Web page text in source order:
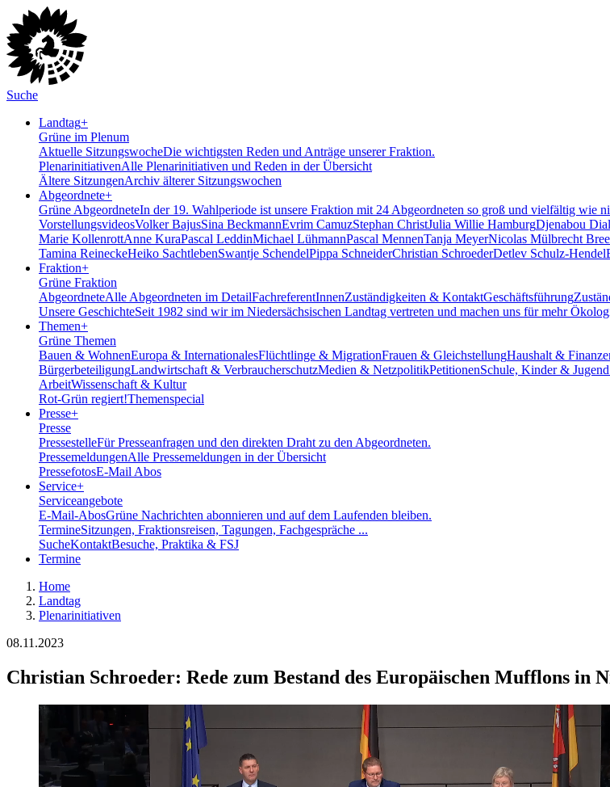
Suche
Landtag+
Grüne im Plenum
Aktuelle SitzungswocheDie wichtigsten Reden und Anträge unserer Fraktion.
PlenarinitiativenAlle Plenarinitiativen und Reden in der Übersicht
Ältere SitzungenArchiv älterer Sitzungswochen
Abgeordnete+
Grüne AbgeordneteIn der 19. Wahlperiode ist unsere Fraktion mit 24 Abgeordneten so groß und vielfältig wie
VorstellungsvideosVolker BajusSina BeckmannEvrim CamuzStephan ChristJulia Willie HamburgDjenabou
Marie KollenrottAnne KuraPascal LeddinMichael LühmannPascal MennenTanja MeyerNicolas Mülbrecht
Tamina ReineckeHeiko SachtlebenSwantje SchendelPippa SchneiderChristian SchroederDetlev Schulz-Hendel
Fraktion+
Grüne Fraktion
AbgeordneteAlle Abgeordneten im DetailFachreferentInnenZuständigkeiten & KontaktGeschäftsführung
Unsere GeschichteSeit 1982 sind wir im Nieder­sächsischen Landtag vertreten und machen uns für mehr
Themen+
Grüne Themen
Bauen & WohnenEuropa & InternationalesFlüchtlinge & MigrationFrauen & GleichstellungHaushalt &
BürgerbeteiligungLandwirtschaft & VerbraucherschutzMedien & NetzpolitikPetitionenSchule, Kinder & Jugend
ArbeitWissenschaft & Kultur
Rot-Grün regiert!Themenspecial
Presse+
Presse
PressestelleFür Presseanfragen und den direkten Draht zu den Abgeordneten.
PressemeldungenAlle Pressemeldungen in der Übersicht
PressefotosE-Mail Abos
Service+
Serviceangebote
E-Mail-AbosGrüne Nachrichten abonnieren und auf dem Laufenden bleiben.
TermineSitzungen, Fraktionsreisen, Tagungen, Fachgespräche ...
SucheKontaktBesuche, Praktika & FSJ
Termine
Home
Landtag
Plenarinitiativen
08.11.2023
Christian Schroeder: Rede zum Bestand des Europäischen Mufflons in